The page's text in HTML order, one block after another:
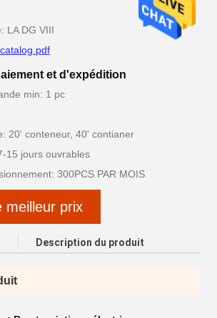
LA DG VIII
et d'expédition
min: 1 pc
20' conteneur, 40' contianer
15 jours ouvrables
300PCS PAR MOIS
meilleur prix
Description du produit